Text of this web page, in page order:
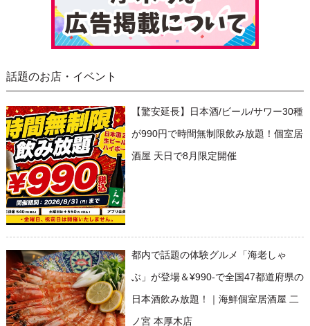
話題のお店・イベント
【驚安延長】日本酒/ビール/サワー30種
が990円で時間無制限飲み放題！個室居
酒屋 天日で8月限定開催
都内で話題の体験グルメ「海老しゃ
ぶ」が登場＆¥990-で全国47都道府県の
日本酒飲み放題！｜海鮮個室居酒屋 二
ノ宮 本厚木店